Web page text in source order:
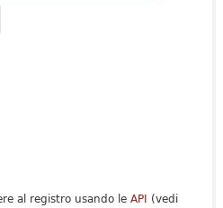
al registro usando le API (vedi